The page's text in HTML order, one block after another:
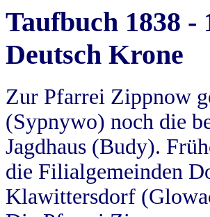
Taufbuch 1838
Deutsch Krone
Zur Pfarrei Zippnow
(Sypnywo) noch die
Jagdhaus (Budy).
die Filialgemeinden
Klawittersdorf